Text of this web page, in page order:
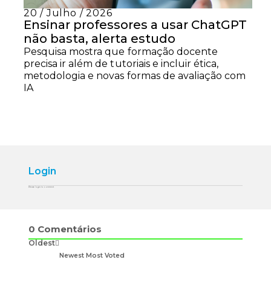
20 / Julho / 2026
Ensinar professores a usar ChatGPT
não basta, alerta estudo
Pesquisa mostra que formação docente
precisa ir além de tutoriais e incluir ética,
metodologia e novas formas de avaliação com
IA
Login
Please login to comment
0 Comentários
Oldest
Newest Most Voted